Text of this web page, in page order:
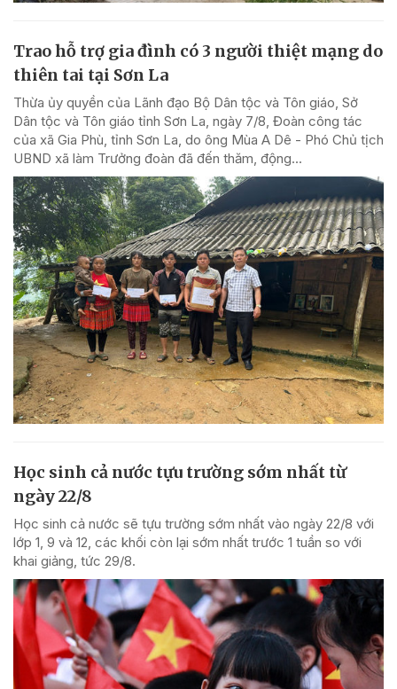
Trao hỗ trợ gia đình có 3 người thiệt mạng do
thiên tai tại Sơn La
Thừa ủy quyền của Lãnh đạo Bộ Dân tộc và Tôn giáo, Sở
Dân tộc và Tôn giáo tỉnh Sơn La, ngày 7/8, Đoàn công tác
của xã Gia Phù, tỉnh Sơn La, do ông Mùa A Dê - Phó Chủ tịch
UBND xã làm Trưởng đoàn đã đến thăm, động...
Học sinh cả nước tựu trường sớm nhất từ
ngày 22/8
Học sinh cả nước sẽ tựu trường sớm nhất vào ngày 22/8 với
lớp 1, 9 và 12, các khối còn lại sớm nhất trước 1 tuần so với
khai giảng, tức 29/8.